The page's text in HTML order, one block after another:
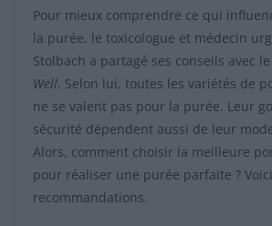
Pour mieux comprendre ce qui
la purée, le toxicologue et médecin
Stolbach a partagé ses conseils avec
Well. Selon lui, toutes les variétés de
ne se valent pas pour la purée. Leur
sécurité dépendent aussi de leur
Alors, comment choisir la meilleure
pour réaliser une purée parfaite ?
recommandations.